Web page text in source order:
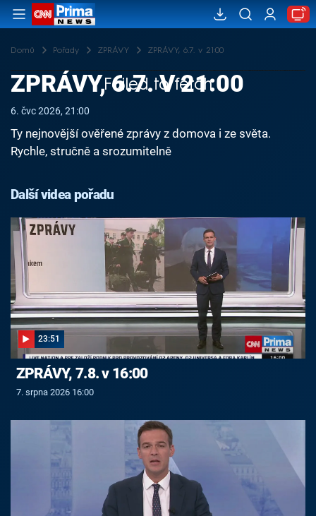
Domů Pořady ZPRÁVY ZPRÁVY, 6.7. v 21:00
Failed to fetch
ZPRÁVY, 6.7. V 21:00
6. čvc 2026, 21:00
Ty nejnovější ověřené zprávy z domova i ze světa.
Rychle, stručně a srozumitelně
Další videa pořadu
23:51
ZPRÁVY, 7.8. v 16:00
7. srpna 2026 16:00